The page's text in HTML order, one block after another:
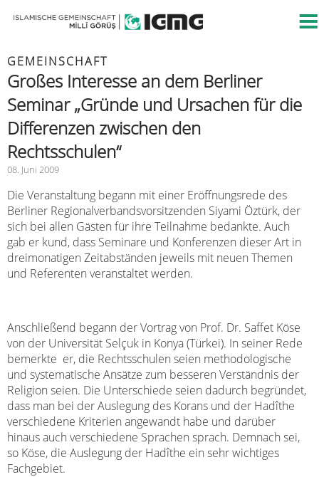
GEMEINSCHAFT
Großes Interesse an dem Berliner
Seminar „Gründe und Ursachen für die
Differenzen zwischen den
Rechtsschulen“
08. Juni 2009
Die Veranstaltung begann mit einer Eröffnungsrede des
Berliner Regionalverbandsvorsitzenden Siyami Öztürk, der
sich bei allen Gästen für ihre Teilnahme bedankte. Auch
gab er kund, dass Seminare und Konferenzen dieser Art in
dreimonatigen Zeitabständen jeweils mit neuen Themen
und Referenten veranstaltet werden.
Anschließend begann der Vortrag von Prof. Dr. Saffet Köse
von der Universität Selçuk in Konya (Türkei). In seiner Rede
bemerkte er, die Rechtsschulen seien methodologische
und systematische Ansätze zum besseren Verständnis der
Religion seien. Die Unterschiede seien dadurch begründet,
dass man bei der Auslegung des Korans und der Hadîthe
verschiedene Kriterien angewandt habe und darüber
hinaus auch verschiedene Sprachen sprach. Demnach sei,
so Köse, die Auslegung der Hadîthe ein sehr wichtiges
Fachgebiet.